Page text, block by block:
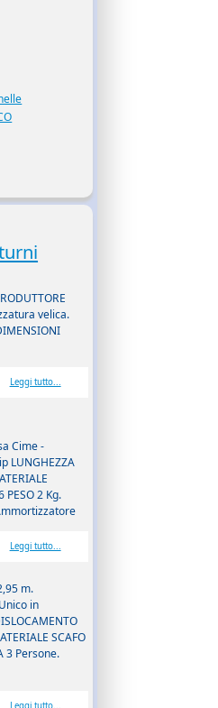
velica.
Leggi tutto...
Cime -
LUNGHEZZA
2 Kg.
Leggi tutto...
m.
in
SCAFO
3 Persone.
Leggi tutto...